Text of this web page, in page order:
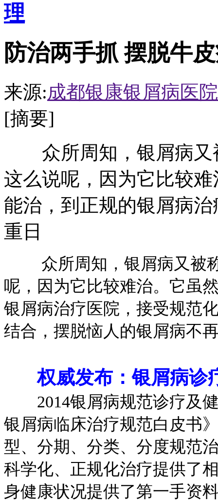
理
防治两手抓 摆脱牛
来源:成都银康银屑病医院
[摘要]
众所周知，银屑病又
这么说呢，因为它比较
能治，到正规的银屑病
重日
众所周知，银屑病又被称
呢，因为它比较难治。它虽
银屑病治疗医院，接受规范
结合，摆脱恼人的银屑病不
权威发布：银屑病诊
2014银屑病规范诊疗及健
银屑病临床治疗规范白皮书
型、分期、分类、分度规范
科学化、正规化治疗提供了
身健康状况提供了第一手资